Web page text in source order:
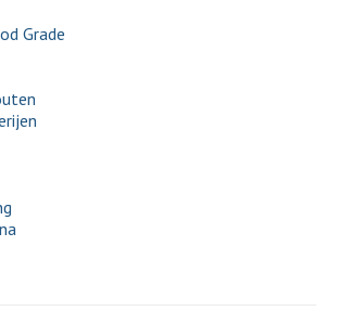
Grade